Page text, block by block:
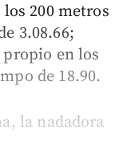
200 metros
3.08.66;
en los
de 18.90.
la nadadora